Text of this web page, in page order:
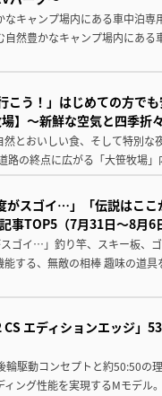
キャンプ場内にある車中泊専
然豊かなキャンプ場内にあ
こう！」はじめての方で
場】～新鮮な空気と四季
とおいしい食、そして特別な
路の終点に広がる「大笹牧場
がスゴイ…」「伝説はこ
事TOP5（7月31日〜8月6
ゴイ…」釣り竿、スキー板、
する、無敵の相棒 趣味の道
エディションエッジ」
輪駆動コンセプトと約50:50の
ィング性能を実現するMモデ